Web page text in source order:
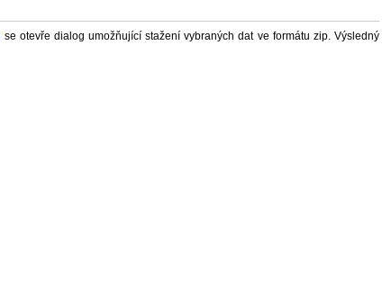
se otevře dialog umožňující stažení vybraných dat ve formátu zip. Výsledný